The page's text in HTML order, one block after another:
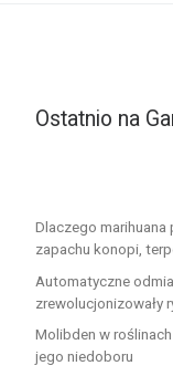
Ostatnio na
Dlaczego marihuana
zapachu konopi,
Automatyczne
zrewolucjonizowały
Molibden w
jego niedoboru